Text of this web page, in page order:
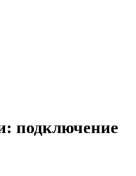
подключение